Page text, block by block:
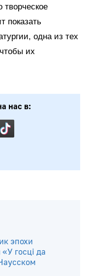
творческое
показать
одна из тех
их
нас в: